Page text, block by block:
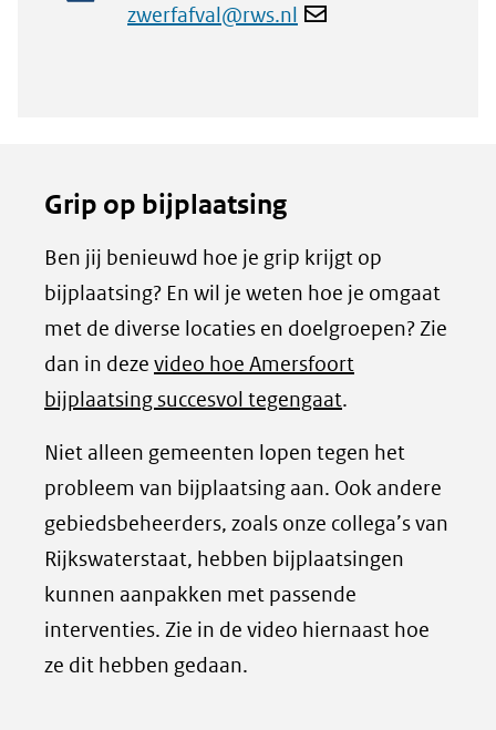
zwerfafval@rws.nl
Grip op bijplaatsing
Ben jij benieuwd hoe je grip krijgt op
bijplaatsing? En wil je weten hoe je omgaat
met de diverse locaties en doelgroepen? Zie
dan in deze video hoe Amersfoort
bijplaatsing succesvol tegengaat.
Niet alleen gemeenten lopen tegen het
probleem van bijplaatsing aan. Ook andere
gebiedsbeheerders, zoals onze collega’s van
Rijkswaterstaat, hebben bijplaatsingen
kunnen aanpakken met passende
interventies. Zie in de video hiernaast hoe
ze dit hebben gedaan.